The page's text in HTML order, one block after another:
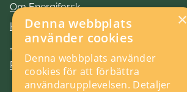
Om Energiforsk
Kontakt
Jobba hos oss
Press
×
Denna webbplats
använder cookies
Denna webbplats använder
cookies för att förbättra
användarupplevelsen. Detaljer